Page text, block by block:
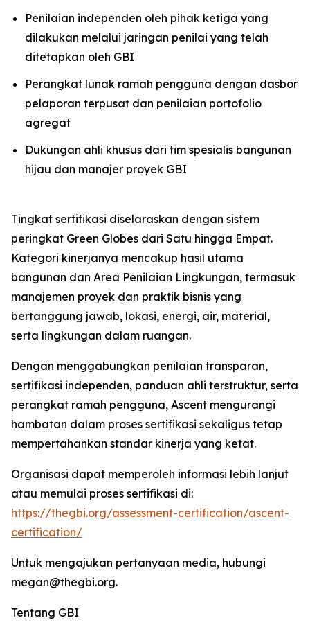
Penilaian independen oleh pihak ketiga yang
dilakukan melalui jaringan penilai yang telah
ditetapkan oleh GBI
Perangkat lunak ramah pengguna dengan dasbor
pelaporan terpusat dan penilaian portofolio
agregat
Dukungan ahli khusus dari tim spesialis bangunan
hijau dan manajer proyek GBI
Tingkat sertifikasi diselaraskan dengan sistem
peringkat Green Globes dari Satu hingga Empat.
Kategori kinerjanya mencakup hasil utama
bangunan dan Area Penilaian Lingkungan, termasuk
manajemen proyek dan praktik bisnis yang
bertanggung jawab, lokasi, energi, air, material,
serta lingkungan dalam ruangan.
Dengan menggabungkan penilaian transparan,
sertifikasi independen, panduan ahli terstruktur, serta
perangkat ramah pengguna, Ascent mengurangi
hambatan dalam proses sertifikasi sekaligus tetap
mempertahankan standar kinerja yang ketat.
Organisasi dapat memperoleh informasi lebih lanjut
atau memulai proses sertifikasi di:
https://thegbi.org/assessment-certification/ascent-
certification/
Untuk mengajukan pertanyaan media, hubungi
megan@thegbi.org.
Tentang GBI